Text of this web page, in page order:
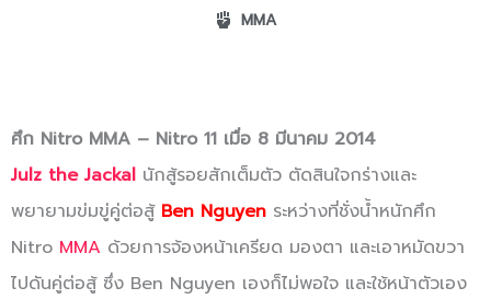
MMA
ศึก Nitro MMA – Nitro 11 เมื่อ 8 มีนาคม 2014
Julz the Jackal นักสู้รอยสักเต็มตัว ตัดสินใจกร่างและ
พยายามข่มขู่คู่ต่อสู้ Ben Nguyen ระหว่างที่ชั่งน้ำหนักศึก
Nitro MMA ด้วยการจ้องหน้าเครียด มองตา และเอาหมัดขวา
ไปดันคู่ต่อสู้ ซึ่ง Ben Nguyen เองก็ไม่พอใจ และใช้หน้าตัวเอง